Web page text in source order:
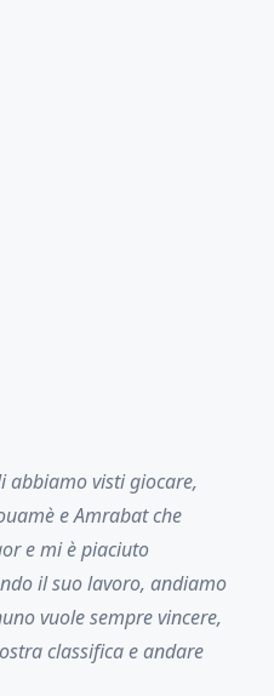
visti giocare,
e Amrabat che
e mi è piaciuto
il suo lavoro, andiamo
vuole sempre vincere,
classifica e andare